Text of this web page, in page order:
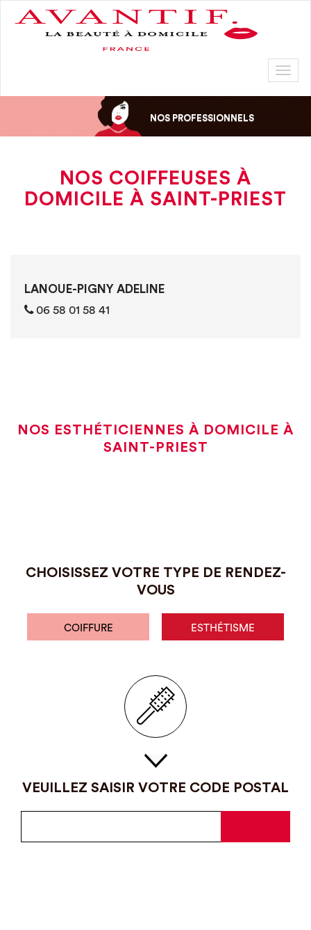
NOS PROFESSIONNELS
NOS COIFFEUSES À
DOMICILE À SAINT-PRIEST
LANOUE-PIGNY ADELINE
0‭6 ‭‭‭58 01 58 41
NOS ESTHÉTICIENNES À DOMICILE À
SAINT-PRIEST
CHOISISSEZ VOTRE TYPE DE RENDEZ-
VOUS
COIFFURE ESTHÉTISME
VEUILLEZ SAISIR VOTRE CODE POSTAL